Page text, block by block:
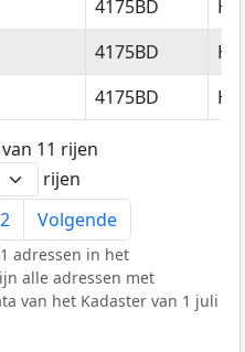
4175BD
4175BD
4175BD
11 rijen
rijen
2 Volgende
adressen in het
alle adressen met
van het Kadaster van 1 juli